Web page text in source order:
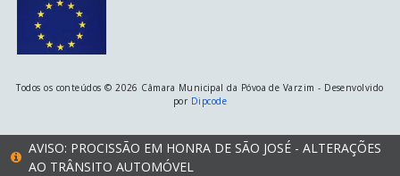
Todos os conteúdos © 2026 Câmara Municipal da Póvoa de Varzim - Desenvolvido
por Dipcode
AVISO: PROCISSÃO EM HONRA DE SÃO JOSÉ - ALTERAÇÕES
AO TRÂNSITO AUTOMÓVEL